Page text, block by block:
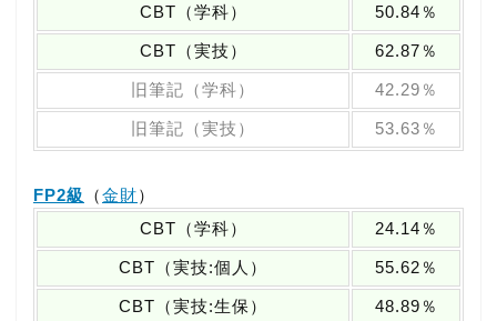
CBT（学科）
50.84％
CBT（実技） 62.87％
旧筆記（学科） 42.29％
旧筆記（実技） 53.63％
FP2級 （金財）
CBT（学科）
24.14％
CBT（実技:個人） 55.62％
CBT（実技:生保） 48.89％